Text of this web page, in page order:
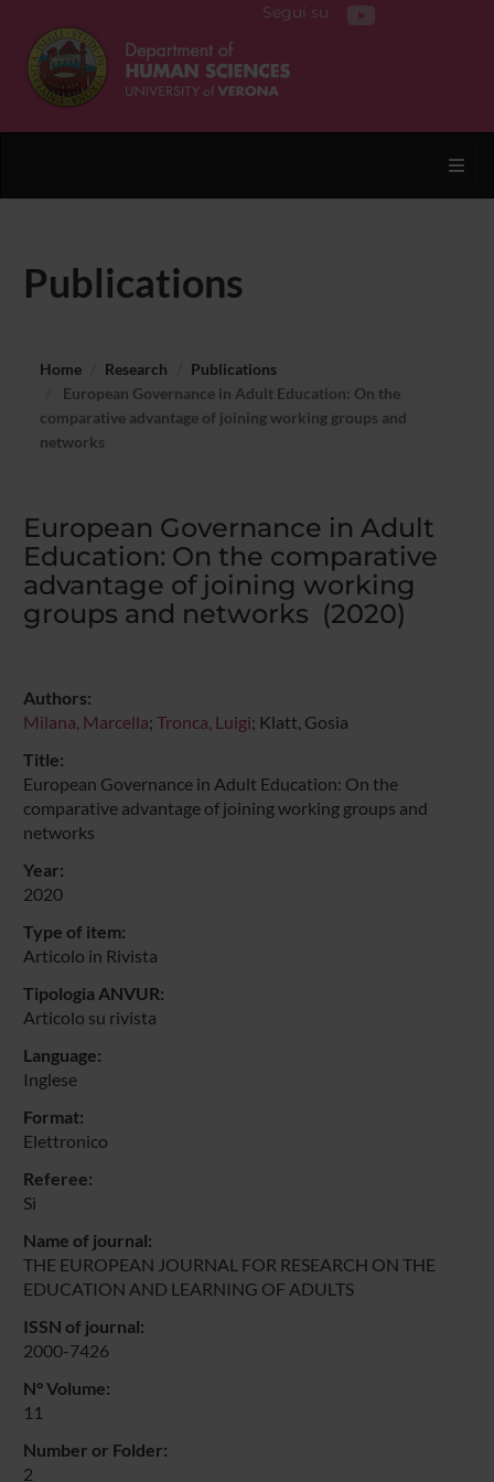
Segui su
Publications
Home Research
Publications
European Governance in Adult Education: On the
comparative advantage of joining working groups and
networks
European Governance in Adult
Education: On the comparative
advantage of joining working
groups and networks (2020)
Authors:
Milana, Marcella; Tronca, Luigi; Klatt, Gosia
Title:
European Governance in Adult Education: On the
comparative advantage of joining working groups and
networks
Year:
2020
Type of item:
Articolo in Rivista
Tipologia ANVUR:
Articolo su rivista
Language:
Inglese
Format:
Elettronico
Referee:
Sì
Name of journal:
THE EUROPEAN JOURNAL FOR RESEARCH ON THE
EDUCATION AND LEARNING OF ADULTS
ISSN of journal:
2000-7426
N° Volume:
11
Number or Folder:
2